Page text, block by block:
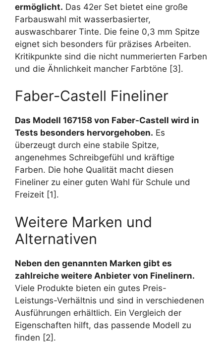
ermöglicht. Das 42er Set bietet eine große
Farbauswahl mit wasserbasierter,
auswaschbarer Tinte. Die feine 0,3 mm Spitze
eignet sich besonders für präzises Arbeiten.
Kritikpunkte sind die nicht nummerierten Farben
und die Ähnlichkeit mancher Farbtöne [3].
Faber-Castell Fineliner
Das Modell 167158 von Faber-Castell wird in
Tests besonders hervorgehoben. Es
überzeugt durch eine stabile Spitze,
angenehmes Schreibgefühl und kräftige
Farben. Die hohe Qualität macht diesen
Fineliner zu einer guten Wahl für Schule und
Freizeit [1].
Weitere Marken und
Alternativen
Neben den genannten Marken gibt es
zahlreiche weitere Anbieter von Finelinern.
Viele Produkte bieten ein gutes Preis-
Leistungs-Verhältnis und sind in verschiedenen
Ausführungen erhältlich. Ein Vergleich der
Eigenschaften hilft, das passende Modell zu
finden [2].